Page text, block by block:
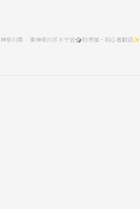
神奈川県 東神奈川ボドゲ会🎲初参加・初心者歓迎✨